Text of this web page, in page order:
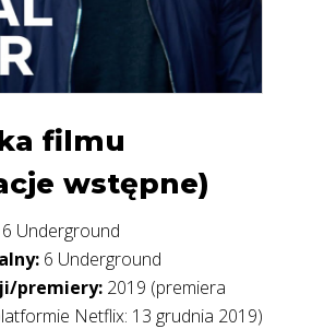
filmu
wstępne)
Underground
6 Underground
premiery:2019 (premiera
Netflix: 13 grudnia 2019)